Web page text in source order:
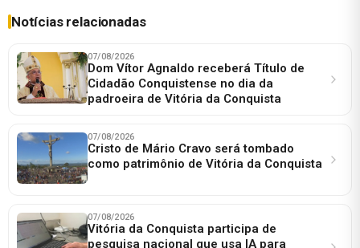
Notícias relacionadas
07/08/2026
Dom Vítor Agnaldo receberá Título de
Cidadão Conquistense no dia da
padroeira de Vitória da Conquista
07/08/2026
Cristo de Mário Cravo será tombado
como patrimônio de Vitória da Conquista
07/08/2026
Vitória da Conquista participa de
pesquisa nacional que usa IA para